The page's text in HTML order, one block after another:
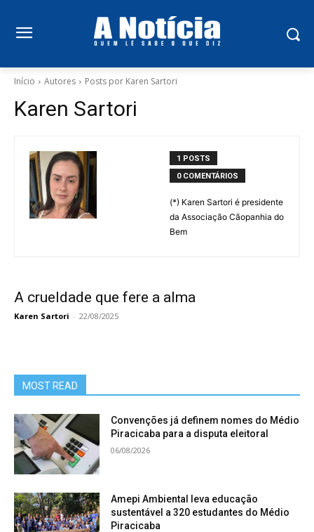
Início Autores Posts por Karen Sartori
Karen Sartori
1 POSTS
0 COMENTÁRIOS
(*) Karen Sartori é presidente
da Associação Cãopanhia do
Bem
A crueldade que fere a alma
Karen Sartori - 22/08/2025
MOST READ
Convenções já definem nomes do Médio
Piracicaba para a disputa eleitoral
06/08/2026
Amepi Ambiental leva educação
sustentável a 320 estudantes do Médio
Piracicaba